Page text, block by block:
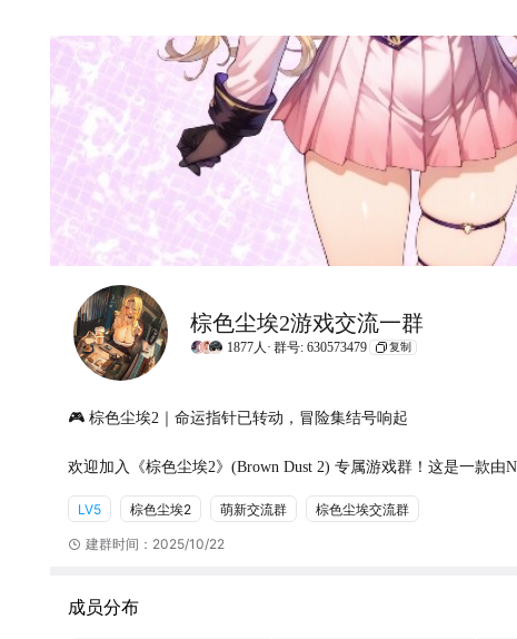
棕色尘埃2游戏交流一群
1877人· 群号: 630573479 复制
🎮 棕色尘埃2｜命运指针已转动，冒险集结号响起
欢迎加入《棕色尘埃2》(Brown Dust 2) 专属游戏群！这是一款由
略回合制RPG，以3x4战棋对战、Live 2D角色与多宇宙剧情为核
玩法丰富又护肝 。无论你是刚踏入洛曼提亚大陆的新手，还是钻
是你的避风港！
坑不迷路。
LV5 棕色尘埃2 萌新交流群 棕色尘埃交流群
建群时间：2025/10/22
成员分布